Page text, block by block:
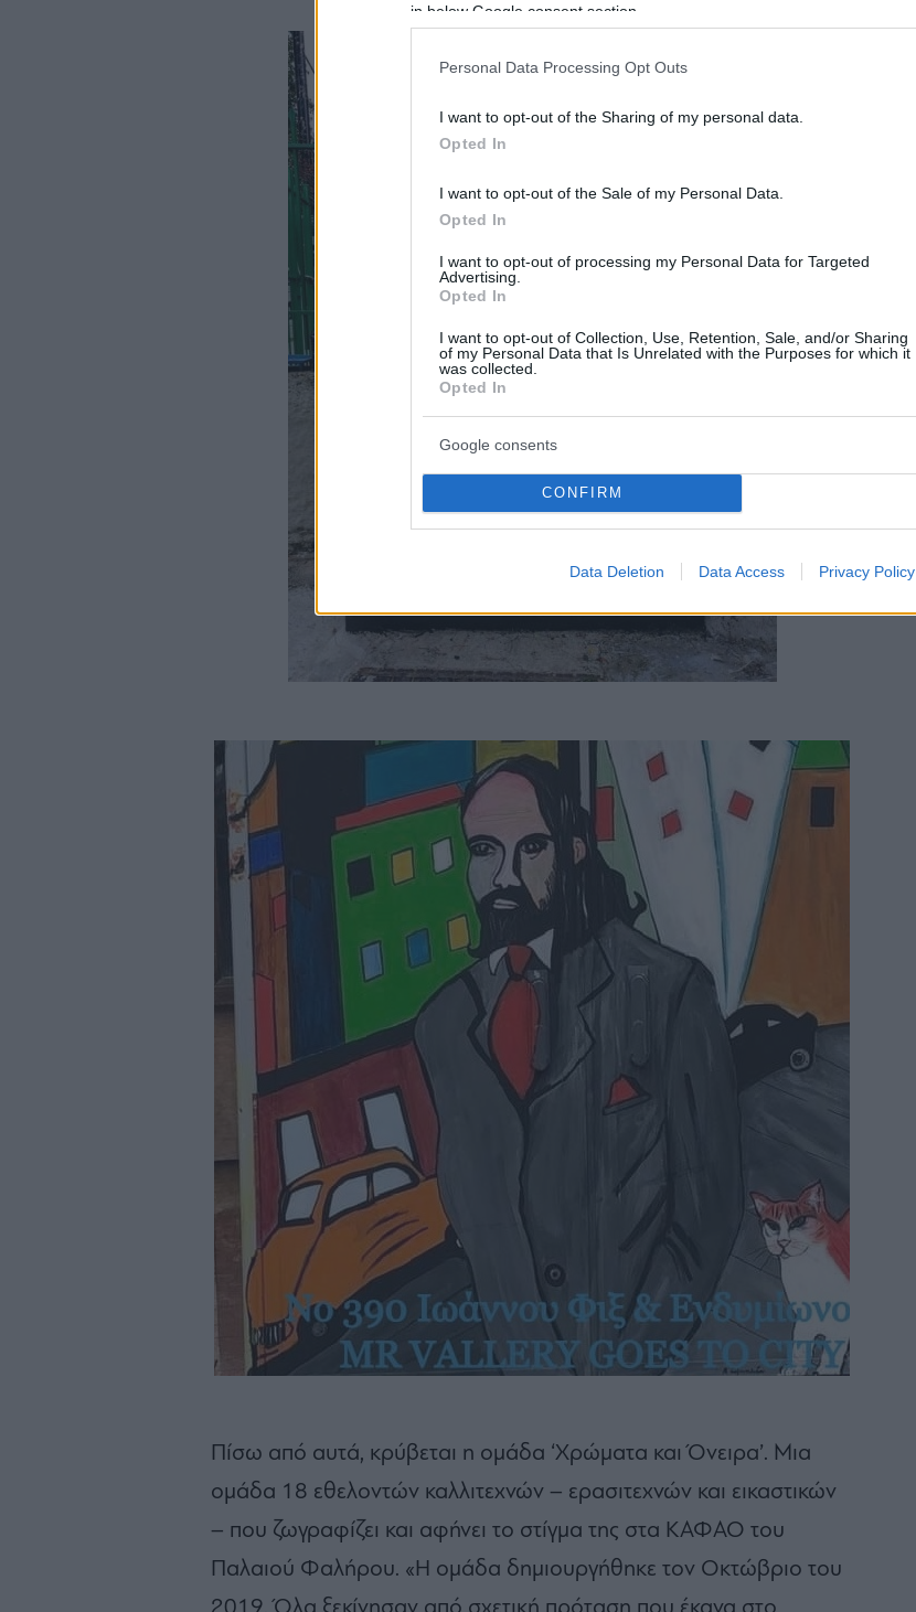
in below Google consent section.
Personal Data Processing Opt Outs
I want to opt-out of the Sharing of my personal data.
Opted In
I want to opt-out of the Sale of my Personal Data.
Opted In
I want to opt-out of processing my Personal Data for Targeted
Advertising.
Opted In
I want to opt-out of Collection, Use, Retention, Sale, and/or Sharing
of my Personal Data that Is Unrelated with the Purposes for which it
was collected.
Opted In
Google consents
CONFIRM
Data Deletion Data Access Privacy Policy
Πίσω από αυτά, κρύβεται η ομάδα ‘Χρώματα και Όνειρα’. Μια
ομάδα 18 εθελοντών καλλιτεχνών – ερασιτεχνών και εικαστικών
– που ζωγραφίζει και αφήνει το στίγμα της στα ΚΑΦΑΟ του
Παλαιού Φαλήρου. «Η ομάδα δημιουργήθηκε τον Οκτώβριο του